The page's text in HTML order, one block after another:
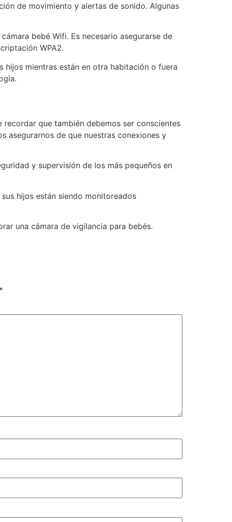
de movimiento y alertas de sonido. Algunas
bebé Wifi. Es necesario asegurarse de
WPA2.
hijos mientras están en otra habitación o fuera
que también debemos ser conscientes
asegurarnos de que nuestras conexiones y
y supervisión de los más pequeños en
hijos están siendo monitoreados
una cámara de vigilancia para bebés.
*